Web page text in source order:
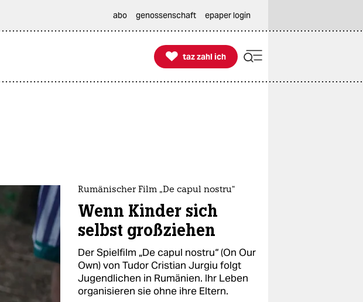
abo genossenschaft epaper login

taz zahl ich
taz zahl ich
Rumänischer Film „De capul nostru“
Wenn Kinder sich
selbst großziehen
Der Spielfilm „De capul nostru“ (On Our
Own) von Tudor Cristian Jurgiu folgt
Jugendlichen in Rumänien. Ihr Leben
organisieren sie ohne ihre Eltern.